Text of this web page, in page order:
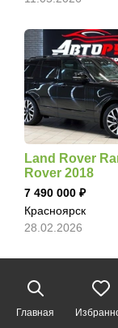
Land Rover
Rover 2018
7 490 000
Красноярск
28.02.2026
Главная